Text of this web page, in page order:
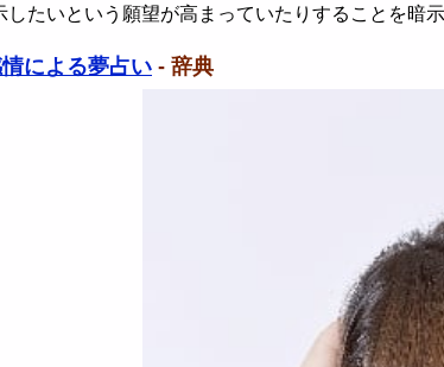
たいという願望が高まっていたりすることを暗示
による夢占い - 辞典